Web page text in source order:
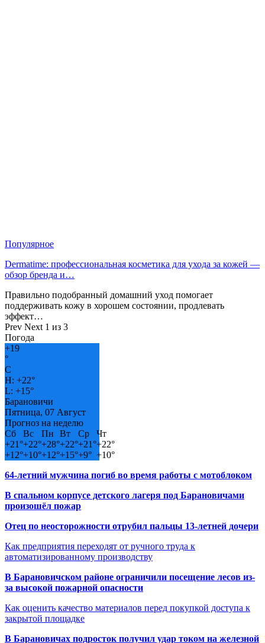
Популярное
Dermatime: профессиональная косметика для ухода за кожей —
обзор бренда и…
Правильно подобранный домашний уход помогает
поддерживать кожу в хорошем состоянии, продлевать
эффект…
Prev Next 1 из 3
Погода
+19
°
C
H: +22°
L: +15°
Барановичи
Пятница, 07 Август
Прогноз на неделю
Сб
Вс Пн Вт Ср
Чт
+21°+22°+28°+22°+21°+22°
+12°+10°+12°+15°+9° +10°
64-летний мужчина погиб во время работы с мотоблоком
В спальном корпусе детского лагеря под Барановичами
произошёл пожар
Отец по неосторожности отрубил пальцы 13-летней дочери
Как предприятия переходят от ручного труда к
автоматизированному производству
В Барановичском районе ограничили посещение лесов из-
за высокой пожарной опасности
Как оценить качество материалов перед покупкой доступа к
закрытой площадке
В Барановичах подросток получил удар током на железной